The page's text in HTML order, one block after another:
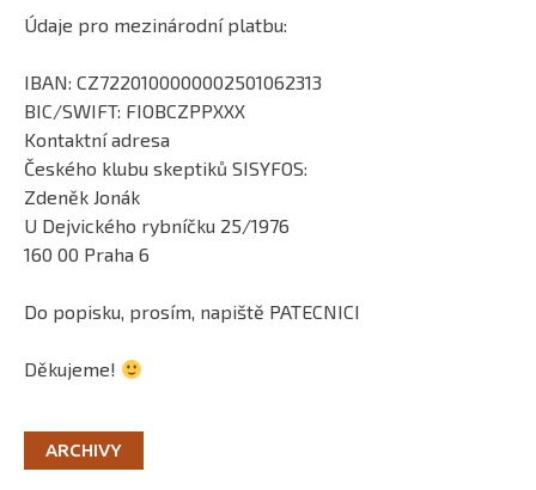
Údaje pro mezinárodní platbu:
IBAN: CZ7220100000002501062313
BIC/SWIFT: FIOBCZPPXXX
Kontaktní adresa
Českého klubu skeptiků SISYFOS:
Zdeněk Jonák
U Dejvického rybníčku 25/1976
160 00 Praha 6
Do popisku, prosím, napiště PATECNICI
Děkujeme!
ARCHIVY